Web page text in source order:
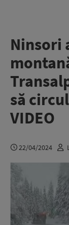
Ninsori
să
VIDEO
22/04/2024